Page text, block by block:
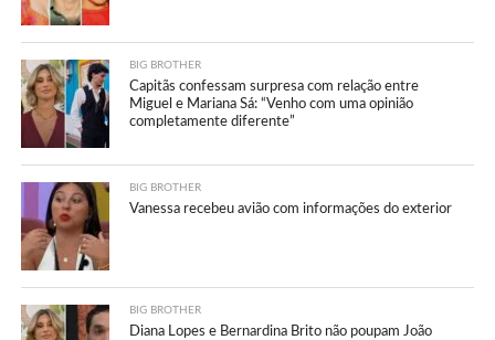
BIG BROTHER
Capitãs confessam surpresa com relação entre
Miguel e Mariana Sá: “Venho com uma opinião
completamente diferente”
BIG BROTHER
Vanessa recebeu avião com informações do exterior
BIG BROTHER
Diana Lopes e Bernardina Brito não poupam João